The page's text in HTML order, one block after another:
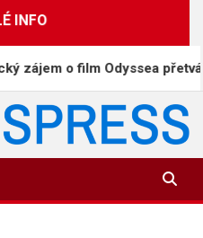
INFO
Odyssea přetváří Homéra na